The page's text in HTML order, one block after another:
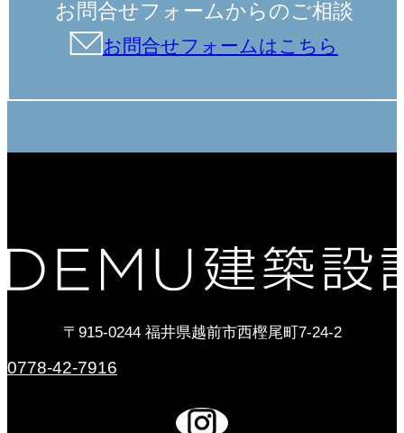
お問合せフォームからのご相談
お問合せフォームはこちら
〒915-0244 福井県越前市西樫尾町7-24-2
0778-42-7916